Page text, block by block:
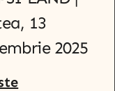
13
2025